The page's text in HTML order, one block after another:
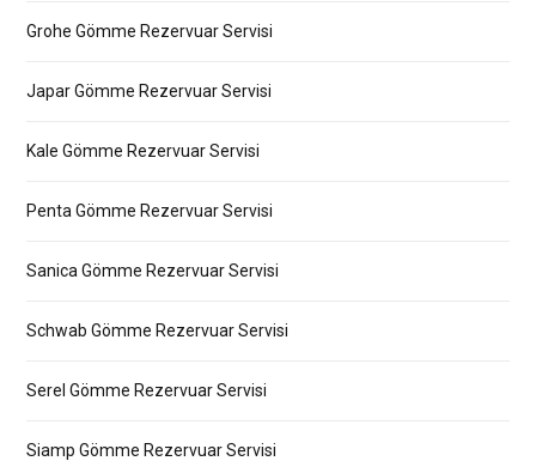
Grohe Gömme Rezervuar Servisi
Japar Gömme Rezervuar Servisi
Kale Gömme Rezervuar Servisi
Penta Gömme Rezervuar Servisi
Sanica Gömme Rezervuar Servisi
Schwab Gömme Rezervuar Servisi
Serel Gömme Rezervuar Servisi
Siamp Gömme Rezervuar Servisi